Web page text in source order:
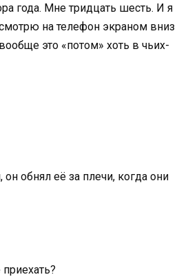
года. Мне тридцать шесть. И я
на телефон экраном вниз
это «потом» хоть в чьих-
обнял её за плечи, когда они